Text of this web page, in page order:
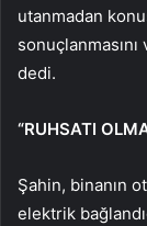
utanmadan
sonuçlanmasını
dedi.
“RUHSATI
Şahin, binanın
elektrik